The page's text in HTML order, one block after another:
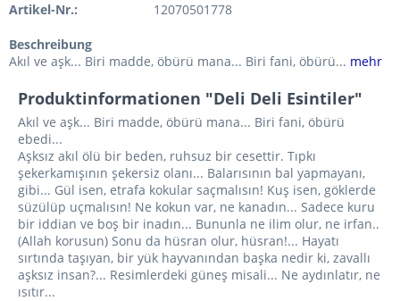
Artikel-Nr.: 12070501778
Beschreibung
Akıl ve aşk... Biri madde, öbürü mana... Biri fani, öbürü... mehr
Produktinformationen "Deli Deli Esintiler"
Akıl ve aşk... Biri madde, öbürü mana... Biri fani, öbürü
ebedi...
Aşksız akıl ölü bir beden, ruhsuz bir cesettir. Tıpkı
şekerkamışının şekersiz olanı... Balarısının bal yapmayanı,
gibi... Gül isen, etrafa kokular saçmalısın! Kuş isen, göklerde
süzülüp uçmalısın! Ne kokun var, ne kanadın... Sadece kuru
bir iddian ve boş bir inadın... Bununla ne ilim olur, ne irfan..
(Allah korusun) Sonu da hüsran olur, hüsran!... Hayatı
sırtında taşıyan, bir yük hayvanından başka nedir ki, zavallı
aşksız insan?... Resimlerdeki güneş misali... Ne aydınlatır, ne
ısıtır...